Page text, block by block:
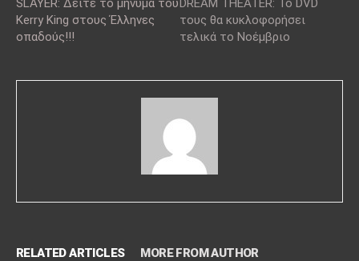
Kerry King στους Έλληνες
οπαδούς!!!
τους θα κυκλοφορήσει
τελικά το Νοέμβριο
RELATED ARTICLES MORE FROM AUTHOR